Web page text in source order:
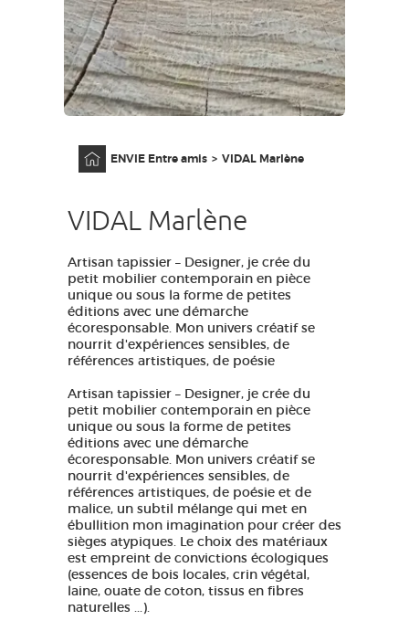
MA SÉLECTION
FR
ENVIE Entre amis VIDAL Marlène
VIDAL Marlène
Artisan tapissier – Designer, je crée du
petit mobilier contemporain en pièce
unique ou sous la forme de petites
éditions avec une démarche
écoresponsable. Mon univers créatif se
nourrit d'expériences sensibles, de
références artistiques, de poésie
Artisan tapissier – Designer, je crée du
petit mobilier contemporain en pièce
unique ou sous la forme de petites
éditions avec une démarche
écoresponsable. Mon univers créatif se
nourrit d'expériences sensibles, de
références artistiques, de poésie et de
malice, un subtil mélange qui met en
ébullition mon imagination pour créer des
sièges atypiques. Le choix des matériaux
est empreint de convictions écologiques
(essences de bois locales, crin végétal,
laine, ouate de coton, tissus en fibres
naturelles ...).